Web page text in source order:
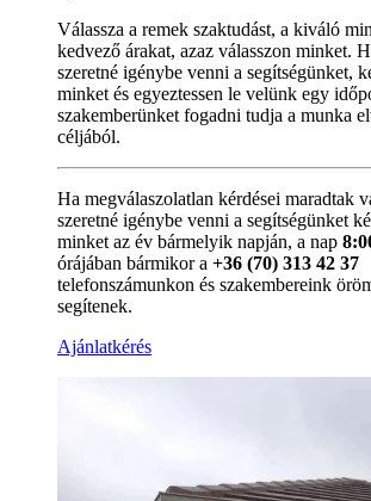
Válassza a remek szaktudást, a kiváló
kedvező árakat, azaz válasszon minket.
szeretné igénybe venni a segítségünket,
minket és egyeztessen le velünk egy
szakemberünket fogadni tudja a munka
céljából.
Ha megválaszolatlan kérdései maradtak
szeretné igénybe venni a segítségünket
minket az év bármelyik napján, a nap
órájában bármikor a +36 (70) 313 42 37
telefonszámunkon és szakembereink
segítenek.
Ajánlatkérés